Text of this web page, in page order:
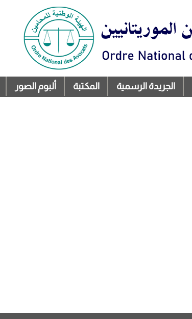
المحتوى
الرئيسي
الجريدة الرسمية المكتبة ألبوم الصور